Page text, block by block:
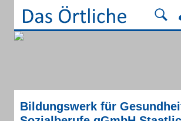
Bildungswerk für